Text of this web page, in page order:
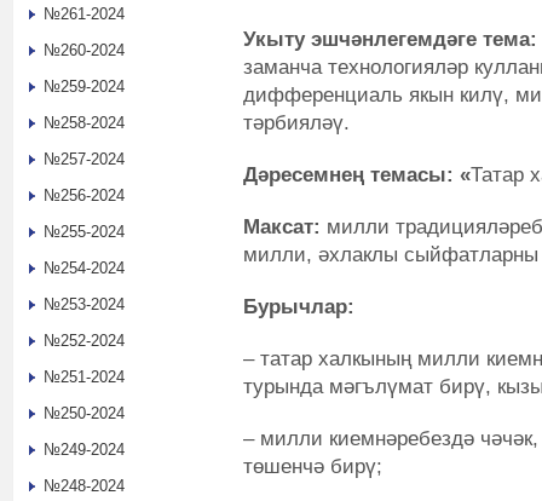
Укыту эшчәнлегемдәге тема:
заманча технологияләр
дифференциаль якын килү,
тәрбияләү.
Дәресемнең темасы: «Татар
Максат: милли
милли, әхлаклы сыйфатларны
Бурычлар:
– татар халкының милли
турында мәгълүмат бирү,
– милли киемнәребездә
төшенчә бирү;
№261-2024
№260-2024
№259-2024
№258-2024
№257-2024
№256-2024
№255-2024
№254-2024
№253-2024
№252-2024
№251-2024
№250-2024
№249-2024
№248-2024